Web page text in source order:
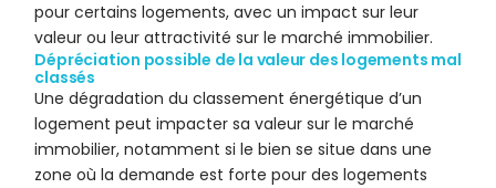
pour certains logements, avec un impact sur leur
valeur ou leur attractivité sur le marché immobilier.
Dépréciation possible de la valeur des logements mal
classés
Une dégradation du classement énergétique d’un
logement peut impacter sa valeur sur le marché
immobilier, notamment si le bien se situe dans une
zone où la demande est forte pour des logements